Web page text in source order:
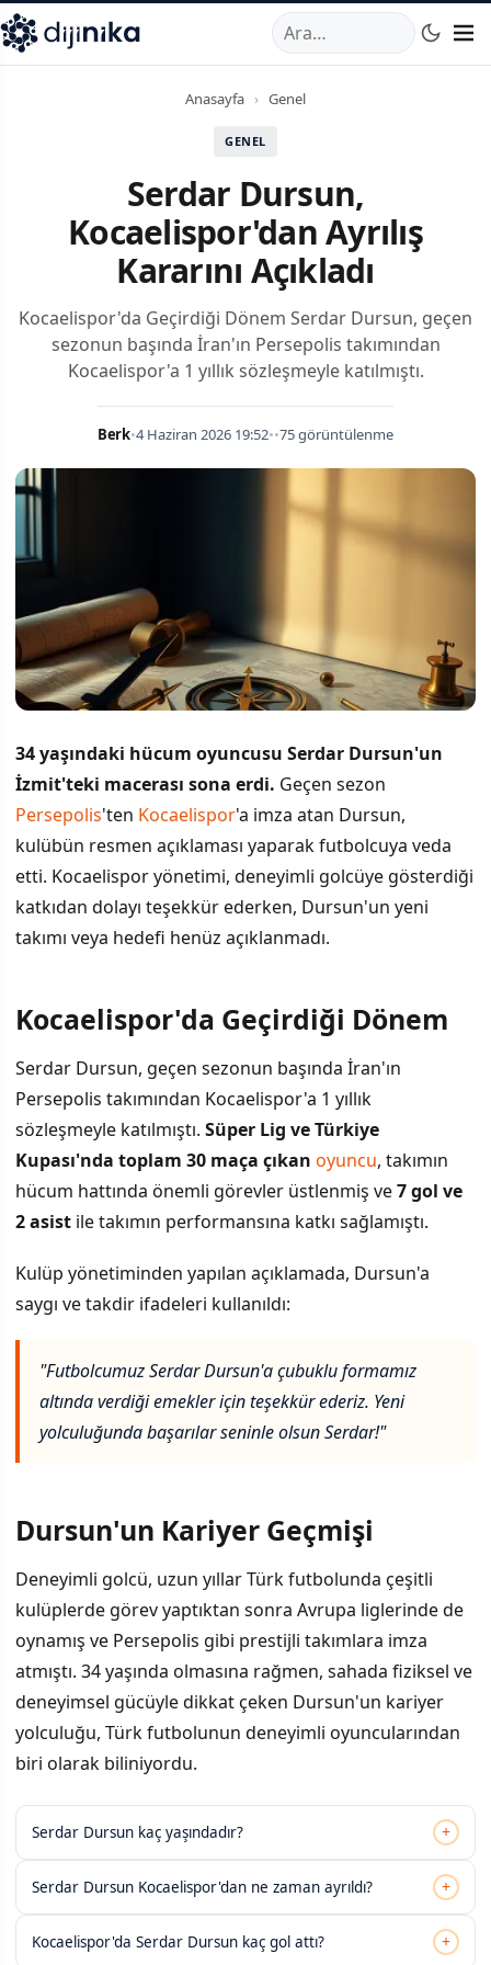
,Marmara Mahallesi,Beylikdüzü34520TRTelefon:0850
Anasayfa › Genel
GENEL
Serdar Dursun,
Kocaelispor'dan Ayrılış
Kararını Açıkladı
Kocaelispor'da Geçirdiği Dönem Serdar Dursun, geçen
sezonun başında İran'ın Persepolis takımından
Kocaelispor'a 1 yıllık sözleşmeyle katılmıştı.
Berk•4 Haziran 2026 19:52••75 görüntülenme
34 yaşındaki hücum oyuncusu Serdar Dursun'un
İzmit'teki macerası sona erdi. Geçen sezon
Persepolis'ten Kocaelispor'a imza atan Dursun,
kulübün resmen açıklaması yaparak futbolcuya veda
etti. Kocaelispor yönetimi, deneyimli golcüye gösterdiği
katkıdan dolayı teşekkür ederken, Dursun'un yeni
takımı veya hedefi henüz açıklanmadı.
İÇINDEKILER
Kocaelispor'da Geçirdiği Dönem
Dursun'un Kariyer Geçmişi
Kocaelispor'da Geçirdiği Dönem
Serdar Dursun, geçen sezonun başında İran'ın
Persepolis takımından Kocaelispor'a 1 yıllık
sözleşmeyle katılmıştı. Süper Lig ve Türkiye
Kupası'nda toplam 30 maça çıkan oyuncu, takımın
hücum hattında önemli görevler üstlenmiş ve7 gol ve
2 asist ile takımın performansına katkı sağlamıştı.
Kulüp yönetiminden yapılan açıklamada, Dursun'a
saygı ve takdir ifadeleri kullanıldı:
"Futbolcumuz Serdar Dursun'a çubuklu formamız
altında verdiği emekler için teşekkür ederiz. Yeni
yolculuğunda başarılar seninle olsun Serdar!"
Dursun'un Kariyer Geçmişi
Deneyimli golcü, uzun yıllar Türk futbolunda çeşitli
kulüplerde görev yaptıktan sonra Avrupa liglerinde de
oynamış ve Persepolis gibi prestijli takımlara imza
atmıştı. 34 yaşında olmasına rağmen, sahada fiziksel ve
deneyimsel gücüyle dikkat çeken Dursun'un kariyer
yolculuğu, Türk futbolunun deneyimli oyuncularından
biri olarak biliniyordu.
Serdar Dursun kaç yaşındadır? +
Serdar Dursun Kocaelispor'dan ne zaman ayrıldı? +
Kocaelispor'da Serdar Dursun kaç gol attı? +